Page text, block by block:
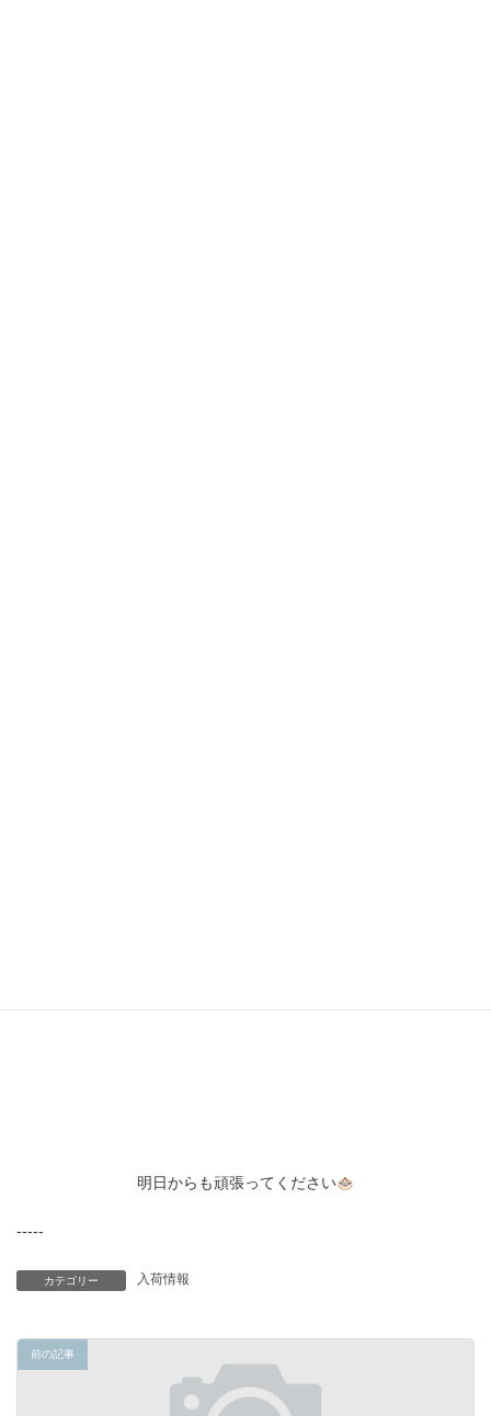
明日からも頑張ってください
-----
カテゴリー 入荷情報
前の記事